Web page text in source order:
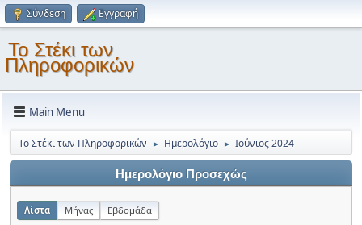
Σύνδεση Εγγραφή
Το Στέκι των
Πληροφορικών
Main Menu
Το Στέκι των Πληροφορικών ► Ημερολόγιο ► Ιούνιος 2024
Ημερολόγιο Προσεχώς
Λίστα Μήνας Εβδομάδα